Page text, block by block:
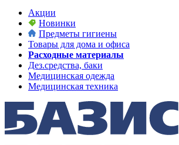
Акции
Новинки
Предметы гигиены
Товары для дома и офиса
Расходные материалы
Дез.средства, баки
Медицинская одежда
Медицинская техника